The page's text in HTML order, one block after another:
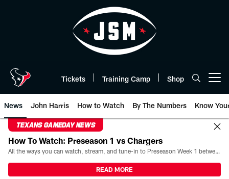
Tickets Training Camp Shop
News John Harris How to Watch By The Numbers Know
TEXANS GAMEDAY NEWS
How To Watch: Preseason 1 vs Chargers
All the ways you can watch, stream, and tune-in to Preseason Week 1 between the Texans and the Los Angeles Chargers at Reliant Stadium on August 13.
READ MORE